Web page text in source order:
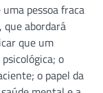
pessoa fraca
, que abordará
que um
o
o papel da